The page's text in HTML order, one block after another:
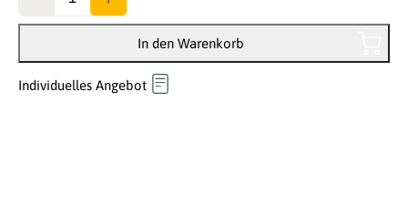
In den Warenkorb
Individuelles Angebot